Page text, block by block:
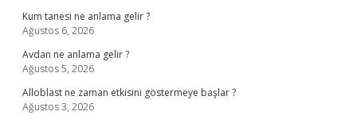
Kum tanesi ne anlama gelir ?
Ağustos 6, 2026
Avdan ne anlama gelir ?
Ağustos 5, 2026
Alloblast ne zaman etkisini göstermeye başlar ?
Ağustos 3, 2026